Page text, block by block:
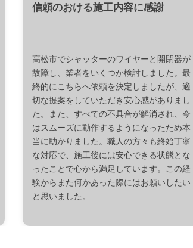
信頼のおける施工内容に感謝
高松市でシャッターのワイヤーと開閉器が
故障し、業者をいくつか検討しました。最
終的にこちらへ依頼を決定しましたが、適
切な提案をしていただき安心感がありまし
た。また、すべての不具合が解消され、今
はスムーズに動作するようになったため本
当に助かりました。職人の方々も終始丁寧
な対応で、施工後には安心できる状態とな
ったことで心から満足しています。この経
験からまた何かあった際にはお願いしたい
と思いました。